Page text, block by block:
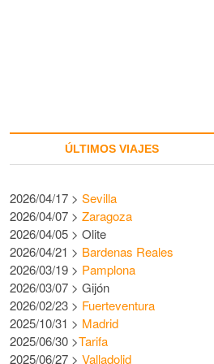
ÚLTIMOS VIAJES
2026/04/17 > Sevilla
2026/04/07 > Zaragoza
2026/04/05 > Olite
2026/04/21 > Bardenas Reales
2026/03/19 > Pamplona
2026/03/07 > Gijón
2026/02/23 > Fuerteventura
2025/10/31 > Madrid
2025/06/30 >Tarifa
2025/06/27 > Valladolid